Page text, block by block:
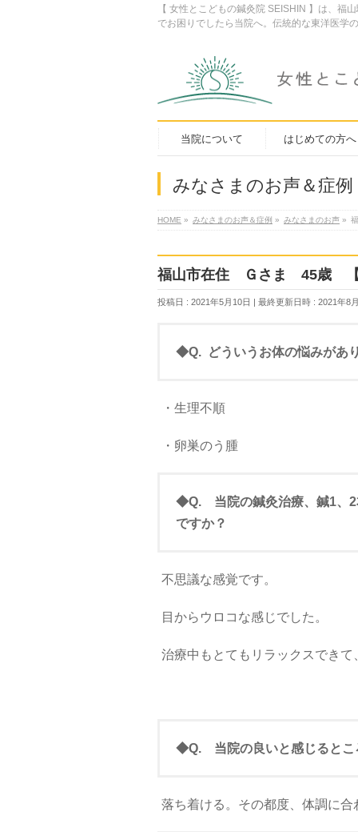
【 女性とこどもの鍼灸院 SEISHIN 】は、福
でお困りでしたら当院へ。伝統的な東洋医学
当院について はじめての方へ
みなさまのお声＆症例
HOME » みなさまのお声＆症例 » みなさまのお声 »
福山市在住 Ｇさま 45歳 【
投稿日 : 2021年5月10日 最終更新日時 : 2021年8
◆Q. どういうお体の悩みがあ
・生理不順
・卵巣のう腫
◆Q. 当院の鍼灸治療、鍼1、2
ですか？
不思議な感覚です。
目からウロコな感じでした。
治療中もとてもリラックスできて
◆Q. 当院の良いと感じるとこ
落ち着ける。その都度、体調に